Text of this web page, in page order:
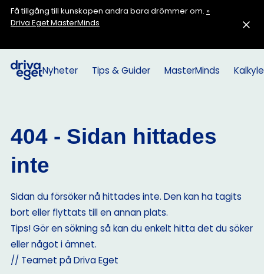
Få tillgång till kunskapen andra bara drömmer om. »
Driva Eget MasterMinds
Nyheter Tips & Guider MasterMinds
404 - Sidan hittades
inte
Sidan du försöker nå hittades inte. Den kan ha tagits
bort eller flyttats till en annan plats.
Tips! Gör en sökning så kan du enkelt hitta det du söker
eller något i ämnet.
// Teamet på Driva Eget